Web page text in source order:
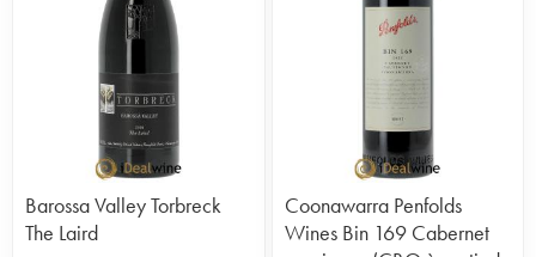
Barossa Valley Torbreck
The Laird
Coonawarra Penfolds
Wines Bin 169 Cabernet